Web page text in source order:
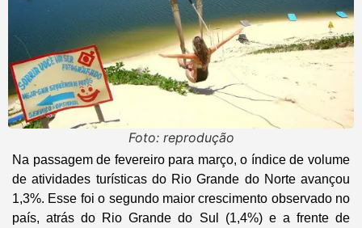
Foto: reprodução
Na passagem de fevereiro para março, o índice de volume
de atividades turísticas do Rio Grande do Norte avançou
1,3%. Esse foi o segundo maior crescimento observado no
país, atrás do Rio Grande do Sul (1,4%) e a frente de